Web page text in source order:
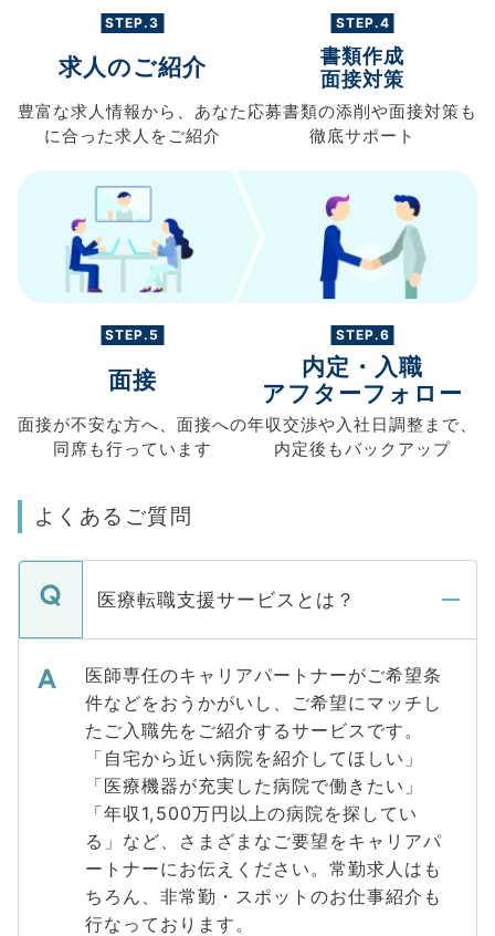
STEP.3
求人のご紹介
豊富な求人情報から、 あなた
に合った求人を ご紹介
STEP.4
書類作成
面接対策
応募書類の添削や面接対策も
徹底サポート
STEP.5
面接
面接が不安な方へ、 面接への
同席も行っています
STEP.6
内定・入職
アフターフォロー
年収交渉や入社日調整まで、
内定後もバックアップ
よくあるご質問
医療転職支援サービスとは？
医師専任のキャリアパートナーがご希望条
件などをおうかがいし、ご希望にマッチし
たご入職先をご紹介するサービスです。
「自宅から近い病院を紹介してほしい」
「医療機器が充実した病院で働きたい」
「年収1,500万円以上の病院を探してい
る」など、さまざまなご要望をキャリアパ
ートナーにお伝えください。常勤求人はも
ちろん、非常勤・スポットのお仕事紹介も
行なっております。